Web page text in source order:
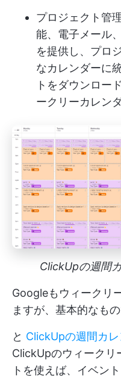
プロジェクト管
能、電子メール
を提供し、プロ
なカレンダーに
トをダウンロー
ークリーカレン
ClickUpの週間
Googleもウィークリ
ますが、基本的なもの
と ClickUpの週間カ
ClickUpのウィークリ
トを使えば、イベン